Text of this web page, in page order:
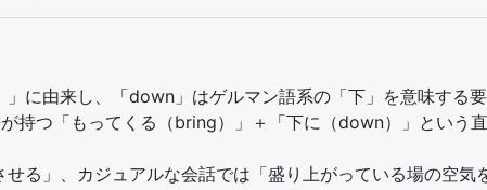
に由来し、「down」はゲルマン語系の「下」を意味する要
持つ「もってくる（bring）」＋「下に（down）」という
る」、カジュアルな会話では「盛り上がっている場の空